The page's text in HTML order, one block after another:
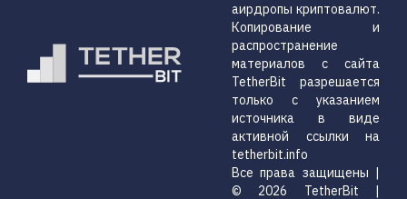
аирдропы криптовалют.
Копирование и
распространение
материалов с сайта
TetherBit разрешается
только с указанием
источника в виде
активной ссылки на
tetherbit.info
Все права защищены |
© 2026 TetherBit |